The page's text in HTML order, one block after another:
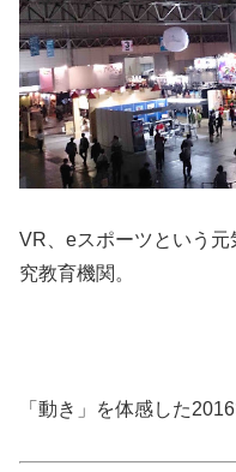
VR、eスポーツという
究教育機関。
「動き」を体感した2016